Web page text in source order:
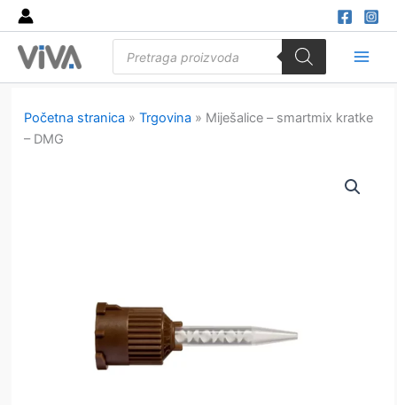
Skip
to
content
search
Početna stranica »Trgovina » Miješalice – smartmix kratke
– DMG